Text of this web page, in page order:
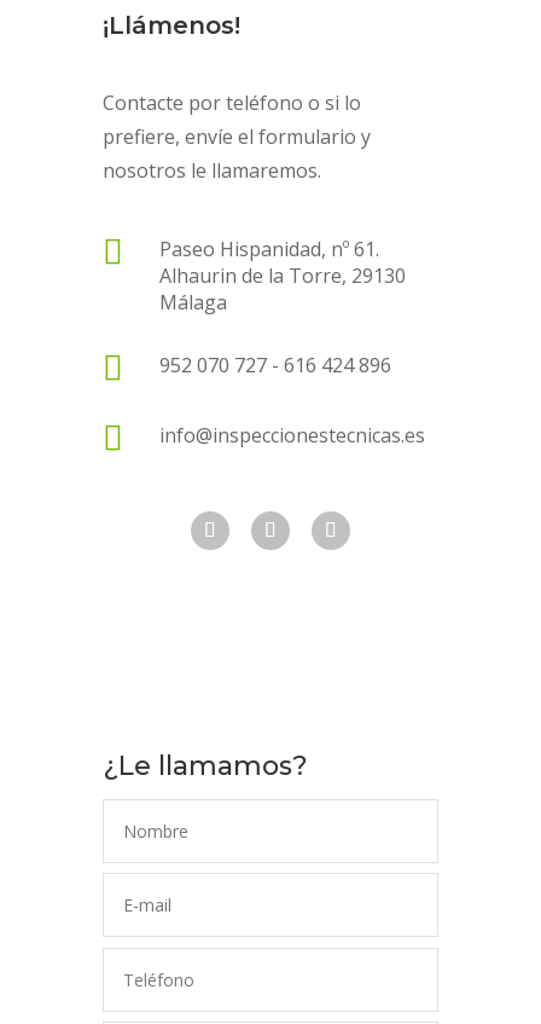
¡Llámenos!
Contacte por teléfono o si lo
prefiere, envíe el formulario y
nosotros le llamaremos.

Paseo Hispanidad, nº 61.
Alhaurin de la Torre, 29130
Málaga
 952 070 727 - 616 424 896
 info@inspeccionestecnicas.es
¿Le llamamos?